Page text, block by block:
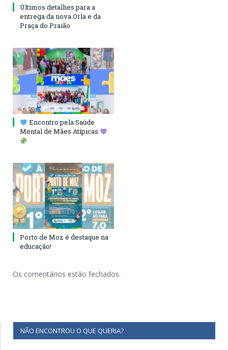
Últimos detalhes para a
entrega da nova Orla e da
Praça do Praião
Encontro pela Saúde
Mental de Mães Atípicas
Porto de Moz é destaque na
educação!
Os comentários estão fechados.
NÃO ENCONTROU O QUE QUERIA?